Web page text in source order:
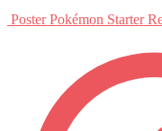
Poster Pokémon Starter